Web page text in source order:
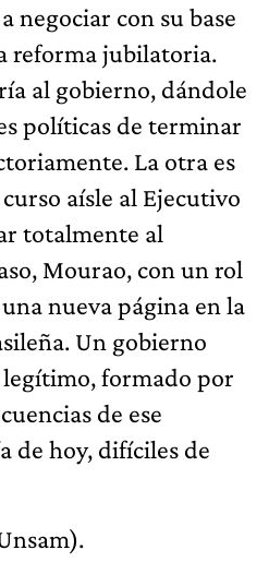
negociar con su base
reforma jubilatoria.
al gobierno, dándole
políticas de terminar
La otra es
aísle al Ejecutivo
totalmente al
Mourao, con un rol
nueva página en la
Un gobierno
formado por
de ese
de hoy, difíciles de